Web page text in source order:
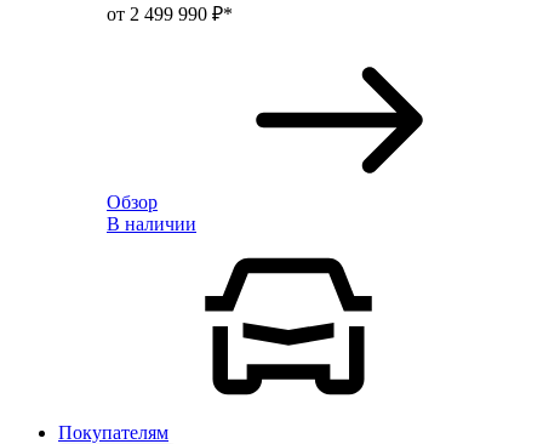
от 2 499 990 ₽*
Обзор
В наличии
Покупателям